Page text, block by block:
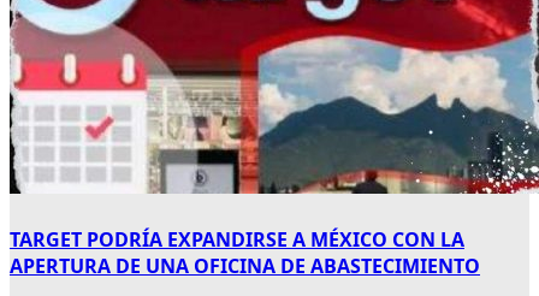
TARGET PODRÍA EXPANDIRSE A MÉXICO CON LA
APERTURA DE UNA OFICINA DE ABASTECIMIENTO